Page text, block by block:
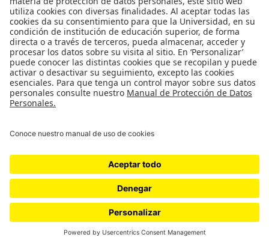
por Astrid Ávila
Análisis